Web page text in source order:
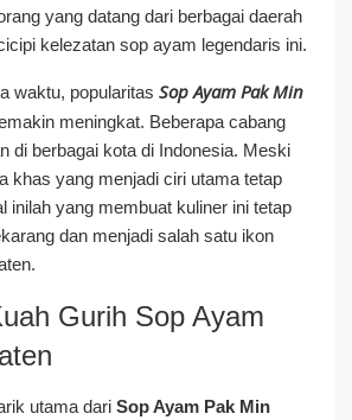
yang datang dari berbagai daerah
kelezatan sop ayam legendaris ini.
waktu, popularitas Sop Ayam Pak Min
meningkat. Beberapa cabang
di berbagai kota di Indonesia. Meski
khas yang menjadi ciri utama tetap
inilah yang membuat kuliner ini tetap
dan menjadi salah satu ikon
Gurih Sop Ayam
utama dari Sop Ayam Pak Min